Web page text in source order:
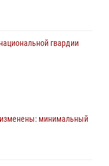
гвардии
погибших в Первой
отстрела
изменены: минимальный